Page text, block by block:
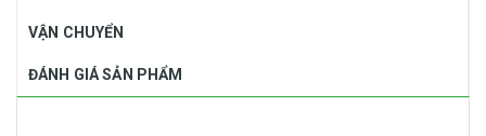
VẬN CHUYỂN
ĐÁNH GIÁ SẢN PHẨM